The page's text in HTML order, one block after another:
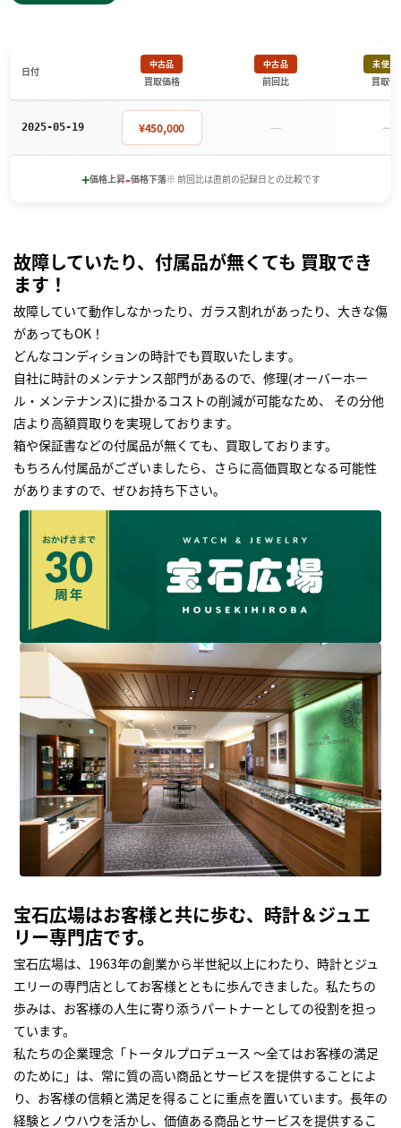
日付
中古品
買取価格
中古品
前回比
未使用
買取価
2025-05-19 ¥450,000 － －
+価格上昇-価格下落※ 前回比は直前の記録日との比較です
故障していたり、付属品が無くても 買取でき
ます！
故障していて動作しなかったり、ガラス割れがあったり、大きな傷
があってもOK！
どんなコンディションの時計でも買取いたします｡
自社に時計のメンテナンス部門があるので、修理(オーバーホー
ル・メンテナンス)に掛かるコストの削減が可能なため、 その分他
店より高額買取りを実現しております｡
箱や保証書などの付属品が無くても、買取しております。
もちろん付属品がございましたら、さらに高価買取となる可能性
がありますので、ぜひお持ち下さい｡
宝石広場はお客様と共に歩む、時計＆ジュエ
リー専門店です。
宝石広場は、1963年の創業から半世紀以上にわたり、時計とジュ
エリーの専門店としてお客様とともに歩んできました。私たちの
歩みは、お客様の人生に寄り添うパートナーとしての役割を担っ
ています。
私たちの企業理念「トータルプロデュース ～全てはお客様の満足
のために」は、常に質の高い商品とサービスを提供することによ
り、お客様の信頼と満足を得ることに重点を置いています。長年の
経験とノウハウを活かし、価値ある商品とサービスを提供するこ